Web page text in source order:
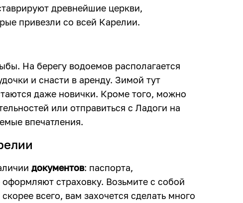
древнейшие церкви,
привезли со всей Карелии.
На берегу водоемов располагается
и снасти в аренду. Зимой тут
даже новички. Кроме того, можно
или отправиться с Ладоги на
впечатления.
документов: паспорта,
страховку. Возьмите с собой
всего, вам захочется сделать много